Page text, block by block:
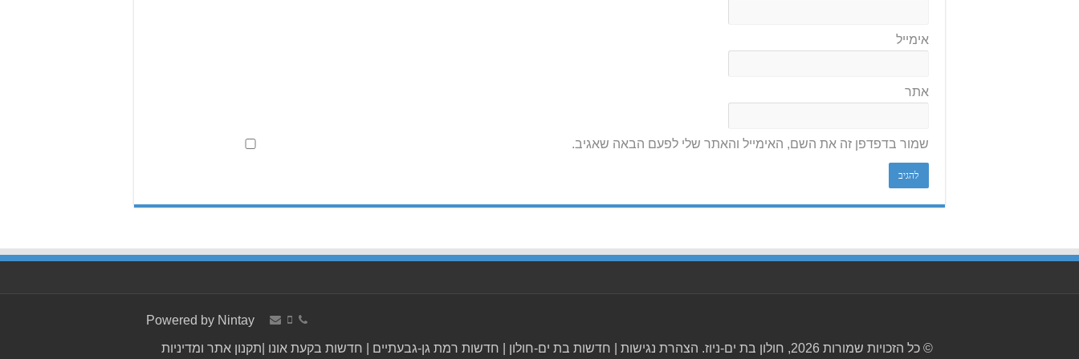
אימייל
אתר
שמור בדפדפן זה את השם, האימייל והאתר שלי לפעם הבאה שאגיב.
Powered by Nintay
© כל הזכויות שמורות 2026, חולון בת ים-ניוז. הצהרת נגישות חדשות בת ים-חולון חדשות רמת גן-גבעתיים חדשות בקעת אונו תקנון אתר ומדיניות